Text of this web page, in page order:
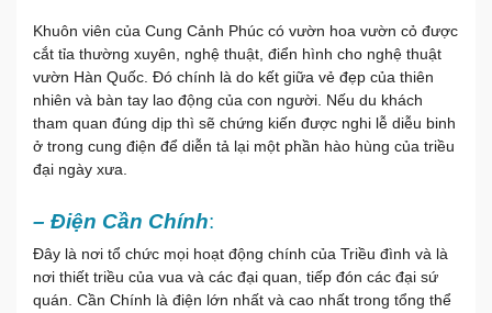
Khuôn viên của Cung Cảnh Phúc có vườn hoa vườn cỏ được
cắt tỉa thường xuyên, nghệ thuật, điển hình cho nghệ thuật
vườn Hàn Quốc. Đó chính là do kết giữa vẻ đẹp của thiên
nhiên và bàn tay lao động của con người. Nếu du khách
tham quan đúng dịp thì sẽ chứng kiến được nghi lễ diễu binh
ở trong cung điện để diễn tả lại một phần hào hùng của triều
đại ngày xưa.
– Điện Cần Chính:
Đây là nơi tổ chức mọi hoạt động chính của Triều đình và là
nơi thiết triều của vua và các đại quan, tiếp đón các đại sứ
quán. Cần Chính là điện lớn nhất và cao nhất trong tổng thể